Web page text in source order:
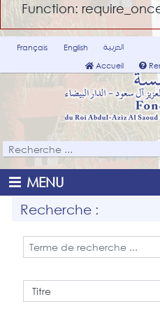
Function:
Français English
العربية
Accueil
MENU
Recherche :